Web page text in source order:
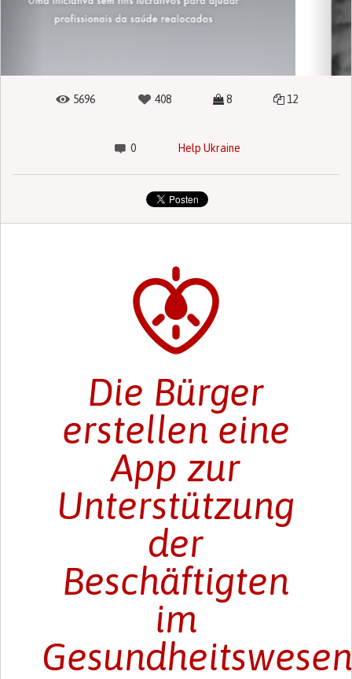
5696 408 8 12
0 Help Ukraine
Die Bürger
erstellen eine
App zur
Unterstützung
der
Beschäftigten
im